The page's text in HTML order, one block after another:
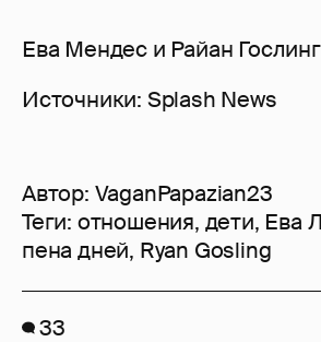
Ева Мендес и Райан Гослинг
Источники: Splash News
Автор: VaganPapazian23
Теги: отношения, дети, Ева
пена дней, Ryan Gosling
33